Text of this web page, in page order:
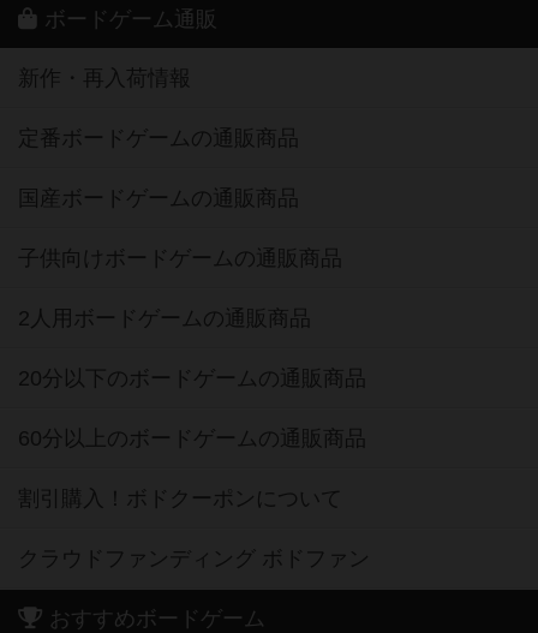
ボードゲーム通販
新作・再入荷情報
定番ボードゲームの通販商品
国産ボードゲームの通販商品
子供向けボードゲームの通販商品
2人用ボードゲームの通販商品
20分以下のボードゲームの通販商品
60分以上のボードゲームの通販商品
割引購入！ボドクーポンについて
クラウドファンディング ボドファン
おすすめボードゲーム